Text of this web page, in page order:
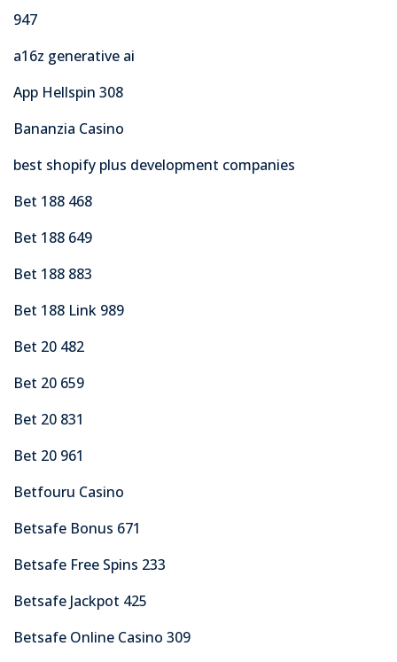
947
a16z generative ai
App Hellspin 308
Bananzia Casino
best shopify plus development companies
Bet 188 468
Bet 188 649
Bet 188 883
Bet 188 Link 989
Bet 20 482
Bet 20 659
Bet 20 831
Bet 20 961
Betfouru Casino
Betsafe Bonus 671
Betsafe Free Spins 233
Betsafe Jackpot 425
Betsafe Online Casino 309